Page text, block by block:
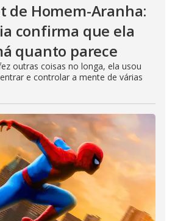
de Homem-Aranha:
confirma que ela
quanto parece
outras coisas no longa, ela usou
e controlar a mente de várias